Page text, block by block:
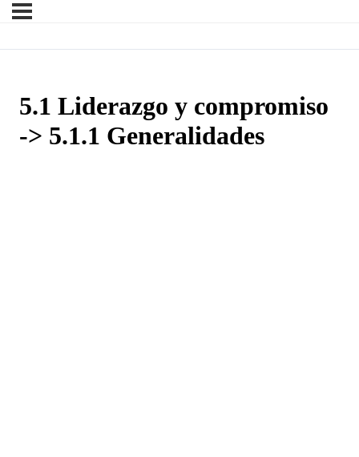
5.1 Liderazgo y compromiso
-> 5.1.1 Generalidades